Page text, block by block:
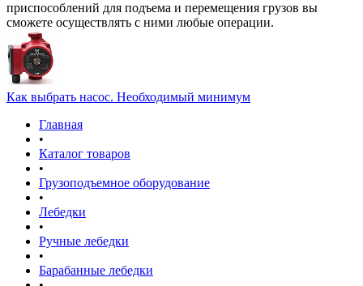
приспособлений для подъема и перемещения грузов вы
сможете осуществлять с ними любые операции.
Как выбрать насос. Необходимый минимум
Главная
•
Каталог товаров
•
Грузоподъемное оборудование
•
Лебедки
•
Ручные лебедки
•
Барабанные лебедки